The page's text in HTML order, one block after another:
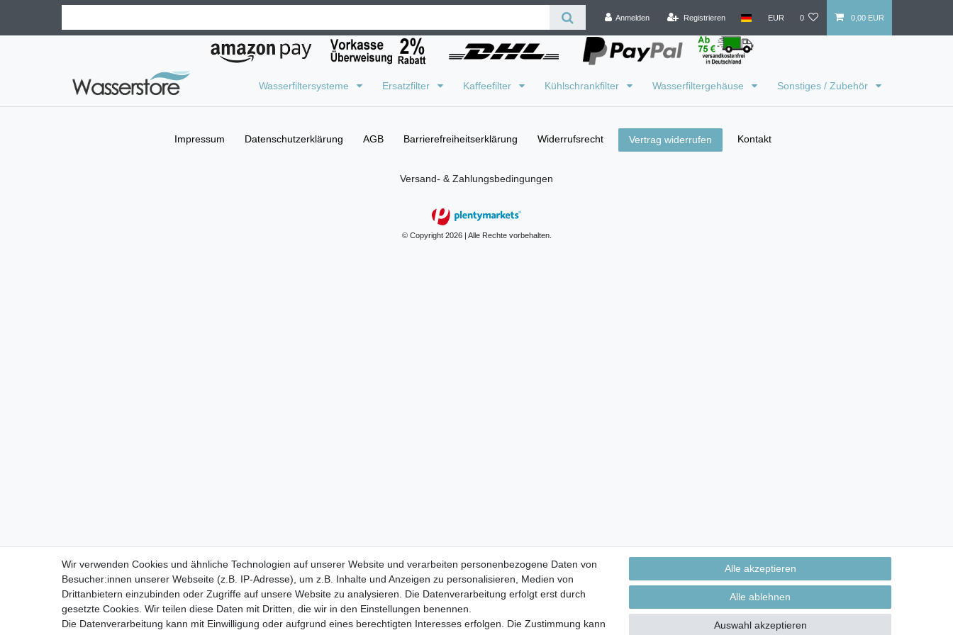
Anmelden Registrieren EUR 0 0,00 EUR
Wasserfiltersysteme Ersatzfilter Kaffeefilter Kühlschrankfilter Wasserfiltergehäuse Sonstiges / Zubehör
Impressum Daten­schutz­erklärung AGB Barrierefreiheitserklärung Widerrufs­recht Vertrag widerrufen Kontakt
Versand- & Zahlungsbedingungen
© Copyright 2026 | Alle Rechte vorbehalten.
Wir verwenden Cookies und ähnliche Technologien auf unserer Website und verarbeiten personenbezogene Daten von
Besucher:innen unserer Webseite (z.B. IP-Adresse), um z.B. Inhalte und Anzeigen zu personalisieren, Medien von
Drittanbietern einzubinden oder Zugriffe auf unsere Website zu analysieren. Die Datenverarbeitung erfolgt erst durch
gesetzte Cookies. Wir teilen diese Daten mit Dritten, die wir in den Einstellungen benennen.
Die Datenverarbeitung kann mit Einwilligung oder aufgrund eines berechtigten Interesses erfolgen. Die Zustimmung kann
Alle akzeptieren
Alle ablehnen
Auswahl akzeptieren